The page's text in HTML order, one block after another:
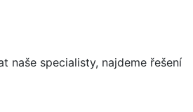
naše specialisty, najdeme řešení